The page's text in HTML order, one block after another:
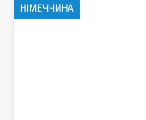
НІМЕЧЧИНА